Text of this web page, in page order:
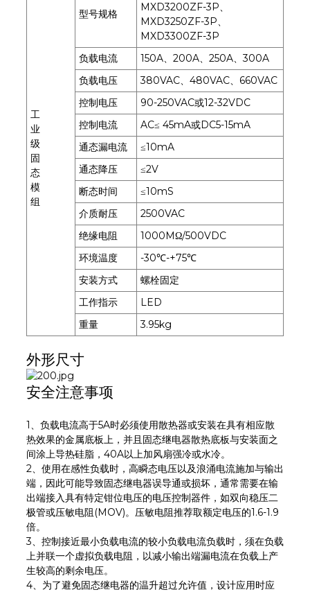
工
业
级
固
态
模
组
型号规格
MXD3200ZF-3P、
MXD3250ZF-3P、
MXD3300ZF-3P
负载电流
150A、200A、250A、300A
负载电压
380VAC、480VAC、660VAC
控制电压
90-250VAC或12-32VDC
控制电流
AC≤ 45mA或DC5-15mA
通态漏电流
≤10mA
通态降压
≤2V
断态时间
≤10mS
介质耐压
2500VAC
绝缘电阻
1000MΩ/500VDC
环境温度
-30℃-+75℃
安装方式
螺栓固定
工作指示
LED
重量
3.95kg
外形尺寸
安全注意事项
1、负载电流高于5A时必须使用散热器或安装在具有相应散
热效果的金属底板上，并且固态继电器散热底板与安装面之
间涂上导热硅脂，40A以上加风扇强冷或水冷。
2、使用在感性负载时，高瞬态电压以及浪涌电流施加与输出
端，因此可能导致固态继电器误导通或损坏，通常需要在输
出端接入具有特定钳位电压的电压控制器件，如双向稳压二
极管或压敏电阻(MOV)。压敏电阻推荐取额定电压的1.6-1.9
倍。
3、控制接近最小负载电流的较小负载电流负载时，须在负载
上并联一个虚拟负载电阻，以减小输出端漏电流在负载上产
生较高的剩余电压。
4、为了避免固态继电器的温升超过允许值，设计应用时应